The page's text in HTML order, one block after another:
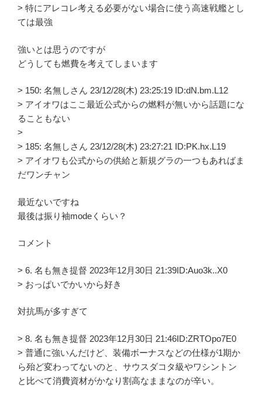
> 特にアレコレ考える必要がない場合に使う高速戦艦とし
ては最強
強いとは思うのですが
どうしても燃費を考えてしまいます
> 150: 名無しさん 23/12/28(木) 23:25:19 ID:dN.bm.L12
> アイオワはここ最近公式からの燃料が無いから話題にな
ることもない
>
> 185: 名無しさん 23/12/28(木) 23:27:21 ID:PK.hx.L19
> アイオワも公式からの供給と新規グラの一つもあればま
だワンチャン
最近ないですね
最後は振り袖modeくらい？
コメント
> 6. 名も無き提督 2023年12月30日 21:39ID:Auo3k..X0
> おっぱいでかいから好き
対抗馬が多すぎて
> 8. 名も無き提督 2023年12月30日 21:46ID:ZRTOpo7E0
> 普通に強いんだけど、装備ボーナスなどの仕様が1期か
ら殆ど変わってないのと、サウスダコタ級やワシントン
と比べて消費資材がかなり割高なままなのが辛い。